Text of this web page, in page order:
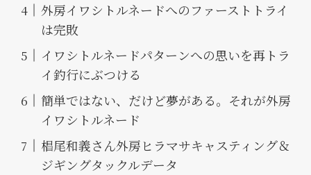
外房イワシトルネードへのファーストトライ
は完敗
イワシトルネードパターンへの思いを再トラ
イ釣行にぶつける
簡単ではない、だけど夢がある。それが外房
イワシトルネード
椙尾和義さん外房ヒラマサキャスティング＆
ジギングタックルデータ